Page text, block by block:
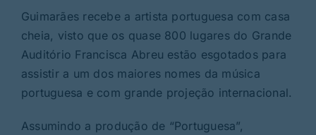
Guimarães recebe a artista portuguesa com casa
cheia, visto que os quase 800 lugares do Grande
Auditório Francisca Abreu estão esgotados para
assistir a um dos maiores nomes da música
portuguesa e com grande projeção internacional.
Assumindo a produção de “Portuguesa”,